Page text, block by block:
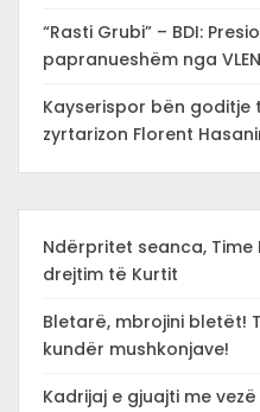
“Rasti Grubi” – BDI:
papranueshëm nga
Kayserispor bën
zyrtarizon Florent
Ndërpritet seanca, Time
drejtim të Kurtit
Bletarë, mbrojini bletët!
kundër mushkonjave!
Kadrijaj e gjuajti me